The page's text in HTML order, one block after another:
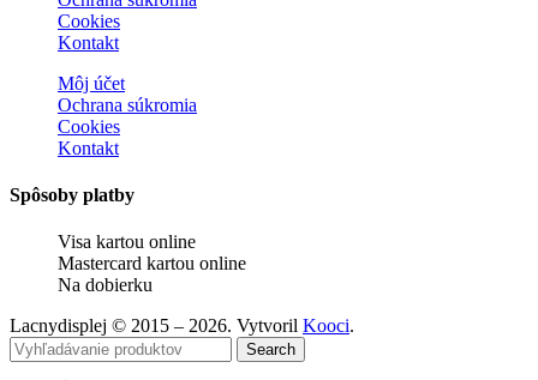
Cookies
Kontakt
Môj účet
Ochrana súkromia
Cookies
Kontakt
Spôsoby platby
Visa kartou online
Mastercard kartou online
Na dobierku
Lacnydisplej © 2015 – 2026. Vytvoril Kooci.
Search